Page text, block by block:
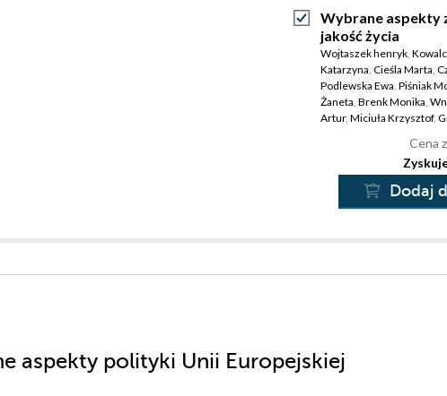
Wybrane aspekty
jakość życia
Wojtaszek henryk,
Katarzyna, Cieśla Marta,
Podlewska Ewa, Piśniak
Żaneta, Brenk Monika,
Artur, Miciuła Krzysztof,
Cena
Dodaj
aspekty polityki Unii Europejskiej